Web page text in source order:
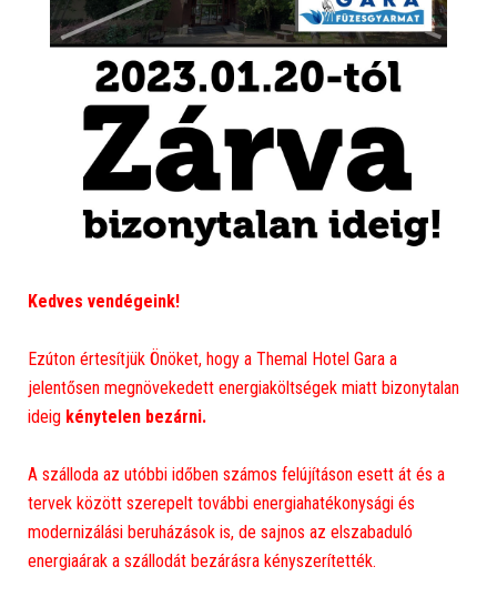
Kedves vendégeink!
Ezúton értesítjük Önöket, hogy a Themal Hotel Gara a
jelentősen megnövekedett energiaköltségek miatt bizonytalan
ideig kénytelen bezárni.
A szálloda az utóbbi időben számos felújításon esett át és a
tervek között szerepelt további energiahatékonysági és
modernizálási beruházások is, de sajnos az elszabaduló
energiaárak a szállodát bezárásra kényszerítették.